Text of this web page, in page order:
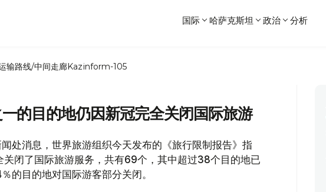
国际 哈萨克斯坦 政治 分析
输路线/中间走廊Kazinform-105
的目的地仍因新冠完全关闭国际旅游
处消息，世界旅游组织今天发布的《旅行限制报告》指
闭了国际旅游服务，共有69个，其中超过38个目的地已
的目的地对国际游客部分关闭。